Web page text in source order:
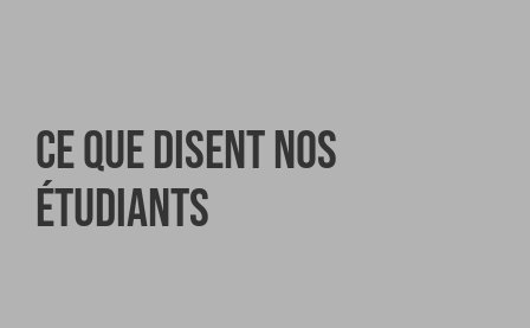
Ce que disent nos
étudiants